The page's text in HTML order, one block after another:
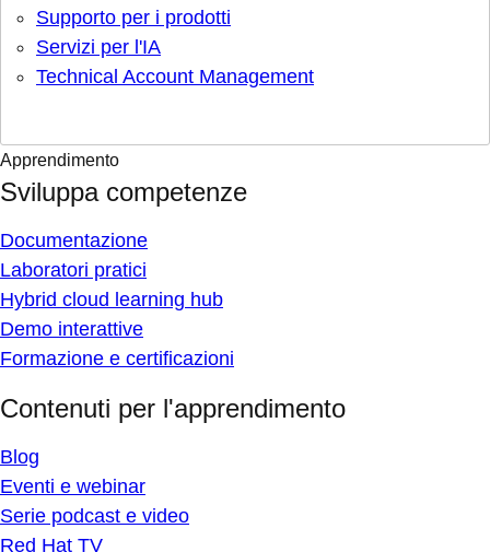
Supporto per i prodotti
Servizi per l'IA
Technical Account Management
Apprendimento
Sviluppa competenze
Documentazione
Laboratori pratici
Hybrid cloud learning hub
Demo interattive
Formazione e certificazioni
Contenuti per l'apprendimento
Blog
Eventi e webinar
Serie podcast e video
Red Hat TV